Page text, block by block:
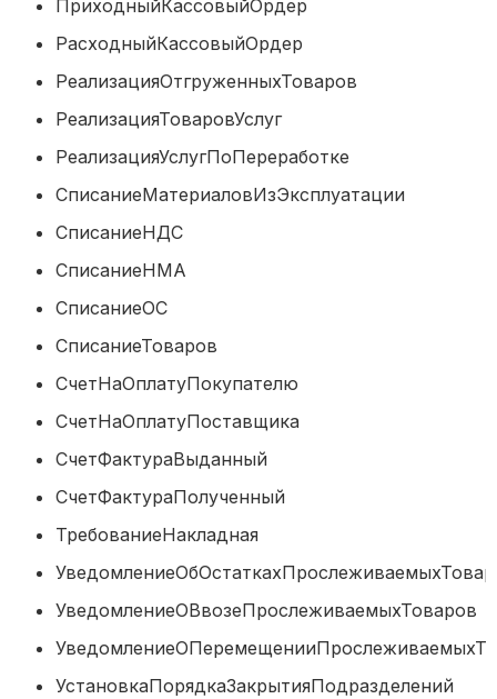
ПриходныйКассовыйОрдер
РасходныйКассовыйОрдер
РеализацияОтгруженныхТоваров
РеализацияТоваровУслуг
РеализацияУслугПоПереработке
СписаниеНДС
СписаниеНМА
СписаниеОС
СписаниеТоваров
СчетНаОплатуПокупателю
СчетНаОплатуПоставщика
СчетФактураВыданный
СчетФактураПолученный
ТребованиеНакладная